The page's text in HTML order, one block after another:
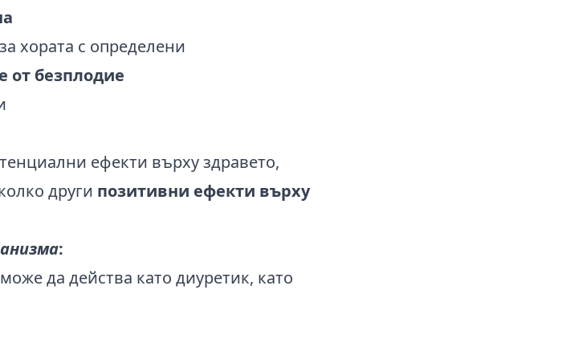
хората с определени
от безплодие
ефекти върху здравето,
други позитивни ефекти върху
:
да действа като диуретик, като